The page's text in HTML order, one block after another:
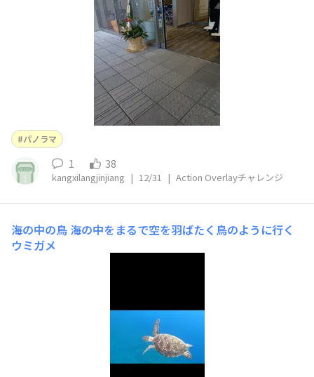
パノラマ
1 38
kangxilangjinjiang | 12/31 | Action Overlayチャレンジ
海の中の鳥 海の中をまるで空を羽ばたく鳥のように行く
ウミガメ